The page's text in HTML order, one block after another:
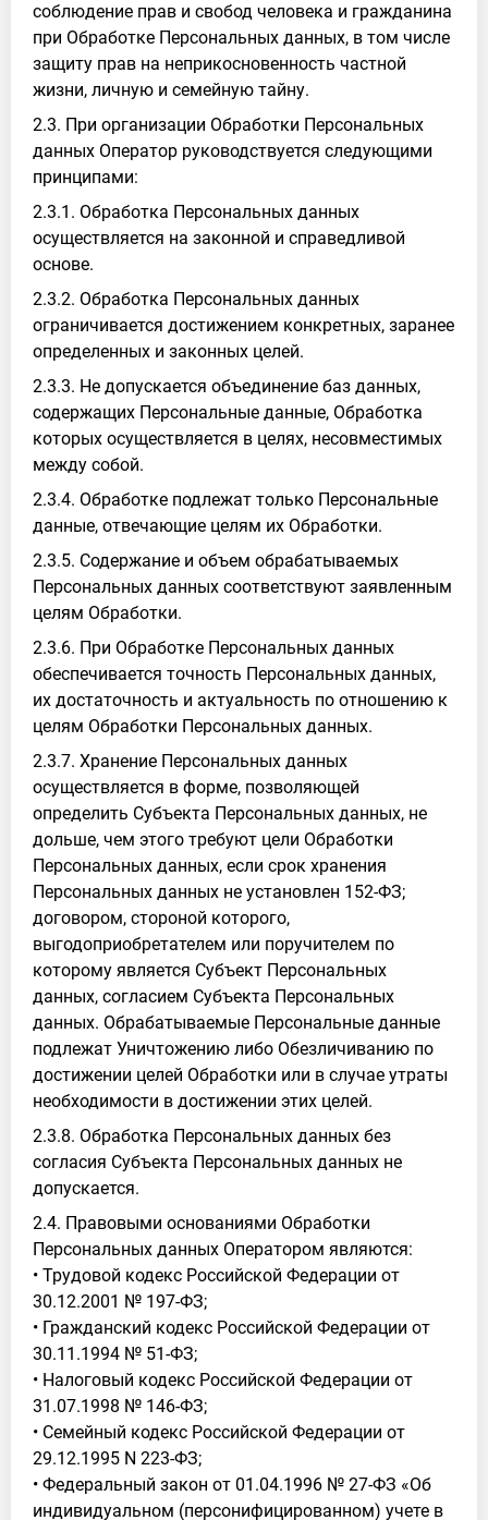
соблюдение прав и свобод человека и гражданина
при Обработке Персональных данных, в том числе
защиту прав на неприкосновенность частной
жизни, личную и семейную тайну.
2.3. При организации Обработки Персональных
данных Оператор руководствуется следующими
принципами:
2.3.1. Обработка Персональных данных
осуществляется на законной и справедливой
основе.
2.3.2. Обработка Персональных данных
ограничивается достижением конкретных, заранее
определенных и законных целей.
2.3.3. Не допускается объединение баз данных,
содержащих Персональные данные, Обработка
которых осуществляется в целях, несовместимых
между собой.
2.3.4. Обработке подлежат только Персональные
данные, отвечающие целям их Обработки.
2.3.5. Содержание и объем обрабатываемых
Персональных данных соответствуют заявленным
целям Обработки.
2.3.6. При Обработке Персональных данных
обеспечивается точность Персональных данных,
их достаточность и актуальность по отношению к
целям Обработки Персональных данных.
2.3.7. Хранение Персональных данных
осуществляется в форме, позволяющей
определить Субъекта Персональных данных, не
дольше, чем этого требуют цели Обработки
Персональных данных, если срок хранения
Персональных данных не установлен 152-ФЗ;
договором, стороной которого,
выгодоприобретателем или поручителем по
которому является Субъект Персональных
данных, согласием Субъекта Персональных
данных. Обрабатываемые Персональные данные
подлежат Уничтожению либо Обезличиванию по
достижении целей Обработки или в случае утраты
необходимости в достижении этих целей.
2.3.8. Обработка Персональных данных без
согласия Субъекта Персональных данных не
допускается.
2.4. Правовыми основаниями Обработки
Персональных данных Оператором являются:
• Трудовой кодекс Российской Федерации от
30.12.2001 № 197-ФЗ;
• Гражданский кодекс Российской Федерации от
30.11.1994 № 51-ФЗ;
• Налоговый кодекс Российской Федерации от
31.07.1998 № 146-ФЗ;
• Семейный кодекс Российской Федерации от
29.12.1995 N 223-ФЗ;
• Федеральный закон от 01.04.1996 № 27-ФЗ «Об
индивидуальном (персонифицированном) учете в